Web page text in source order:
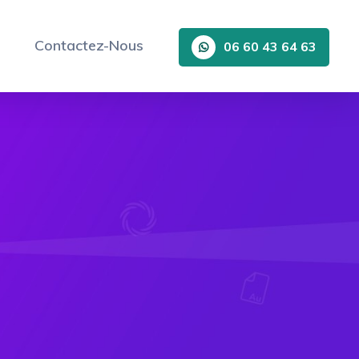
Contactez-Nous 06 60 43 64 63